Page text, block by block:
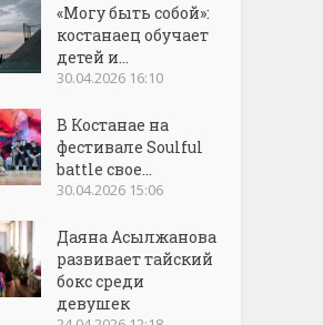
«Могу быть собой»:
костанаец обучает
детей и...
30.04.2026 16:10
В Костанае на
фестивале Soulful
battle свое...
30.04.2026 15:06
Даяна Асылжанова
развивает тайский
бокс среди
девушек